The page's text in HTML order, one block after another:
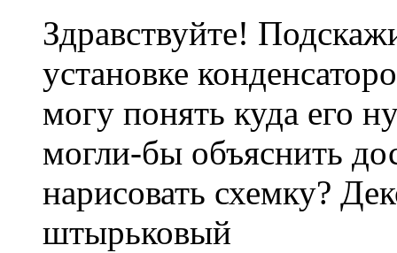
Здравствуйте!
установке
могу понять куда его
могли-бы объяснить
нарисовать схемку?
штырьковый